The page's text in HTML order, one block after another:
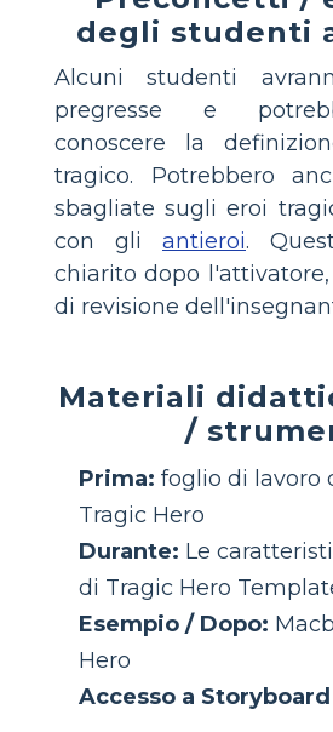
degli studenti
Alcuni studenti
pregresse e
conoscere la
tragico. Potrebbero
sbagliate sugli eroi
con gli antieroi.
chiarito dopo
di revisione
Materiali
/
Prima: foglio di lavoro
Tragic Hero
Durante: Le
di Tragic Hero
Esempio / Dopo:
Hero
Accesso a